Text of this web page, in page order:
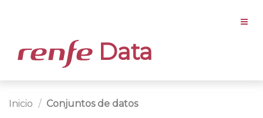
Data
Inicio Conjuntos de datos